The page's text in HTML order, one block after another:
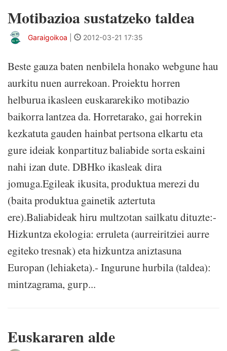
Motibazioa sustatzeko taldea
Garaigoikoa 2012-03-21 17:35
Beste gauza baten nenbilela honako webgune hau
aurkitu nuen aurrekoan. Proiektu horren
helburua ikasleen euskararekiko motibazio
baikorra lantzea da. Horretarako, gai horrekin
kezkatuta gauden hainbat pertsona elkartu eta
gure ideiak konpartituz baliabide sorta eskaini
nahi izan dute. DBHko ikasleak dira
jomuga.Egileak ikusita, produktua merezi du
(baita produktua gainetik aztertuta
ere).Baliabideak hiru multzotan sailkatu dituzte:-
Hizkuntza ekologia: erruleta (aurreiritziei aurre
egiteko tresnak) eta hizkuntza aniztasuna
Europan (lehiaketa).- Ingurune hurbila (taldea):
mintzagrama, gurp...
Euskararen alde